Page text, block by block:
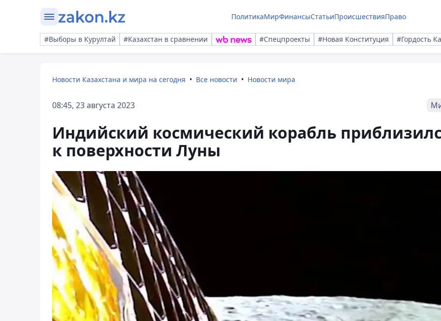
ПолитикаМирФинансыСтатьиПроисшествияПраво
#Выборы в Курултай #Казахстан в сравнении #Спецпроекты #Новая Конституция #Гордость
Новости Казахстана и мира на сегодня Все новости Новости мира
08:45, 23 августа 2023
Индийский космический корабль
к поверхности Луны